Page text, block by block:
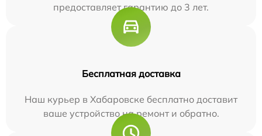
предоставляет гарантию до 3 лет.
Бесплатная доставка
Наш курьер в Хабаровске бесплатно доставит
ваше устройство на ремонт и обратно.